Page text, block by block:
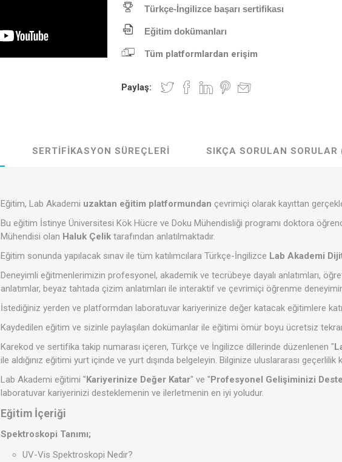
Türkçe-İngilizce başarı sertifikası
Eğitim dokümanları
Tüm platformlardan erişim
Paylaş:
SERTIFIKASYON SÜREÇLERI SIKÇA SORULAN SORULAR
Eğitim, Lab Akademi uzaktan eğitim platformundan çevrimiçi olarak kayıttan
Bu eğitim İstinye Üniversitesi Kök Hücre ve Doku Mühendisliği programı doktora
Mühendisi olan Haluk Çelik tarafından anlatılmaktadır.
Eğitim sonunda yapılacak sınav ile tüm katılımcılara Türkçe-İngilizce Lab Akademi
Deneyimli eğitmenlerimizin profesyonel, akademik ve tecrübeye dayalı anlatımları,
anlatımlar, beyaz tahtada çizim anlatımları ile interaktif ve çevrimiçi öğrenme
İstediğiniz yerden ve platformdan laboratuvar kariyerinize değer katacak eğitimlere
Kaydedilen eğitim ve sizinle paylaşılan dokümanlar ile eğitimi ömür boyu ücretsiz
Karekod ve sertifika takip numarası içeren, Türkçe ve İngilizce dillerinde düzenlenen "
ile aldığınız eğitimi yurt içinde ve yurt dışında belgeleyin. Bilginize uluslararası geçerlilik
Lab Akademi eğitimi "Kariyerinize Değer Katar" ve "Profesyonel Gelişiminizi
laboratuvar kariyerinizi desteklemenin ve ilerletmenin en iyi yoludur.
Eğitim İçeriği
Spektroskopi Tanımı;
UV-Vis Spektroskopi Nedir?